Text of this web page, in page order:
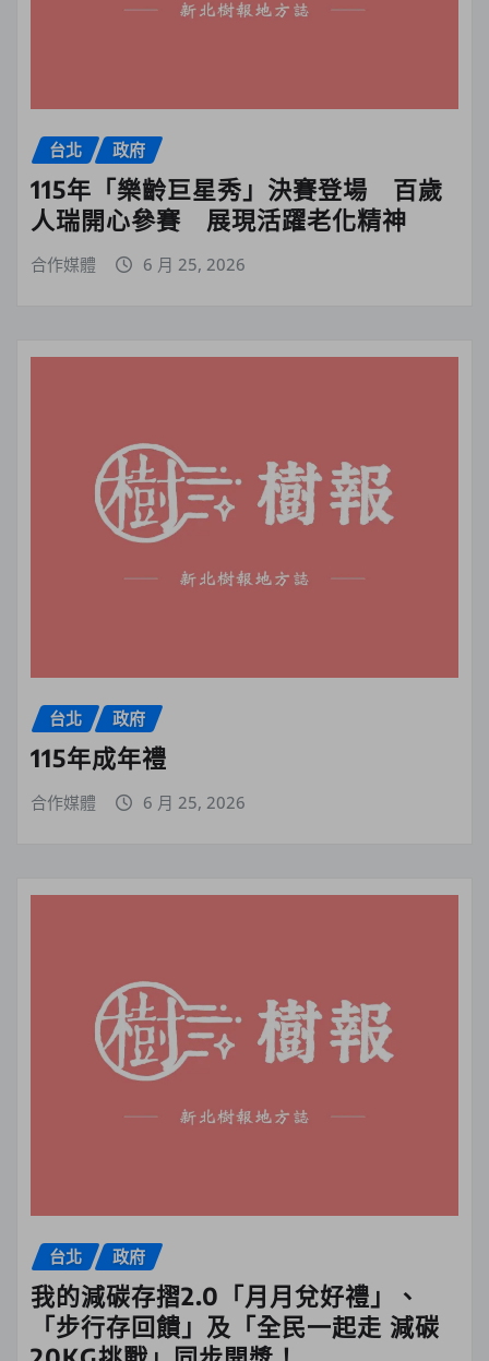
台北 政府
115年「樂齡巨星秀」決賽登場 百歲
人瑞開心參賽 展現活躍老化精神
合作媒體 6 月 25, 2026
台北 政府
115年成年禮
合作媒體 6 月 25, 2026
台北 政府
我的減碳存摺2.0「月月兌好禮」、
「步行存回饋」及「全民一起走 減碳